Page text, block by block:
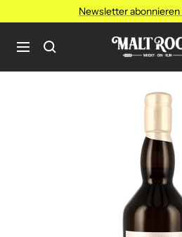
zum
Inhalt
Newsletter
Navigation
MALT
ROCKS